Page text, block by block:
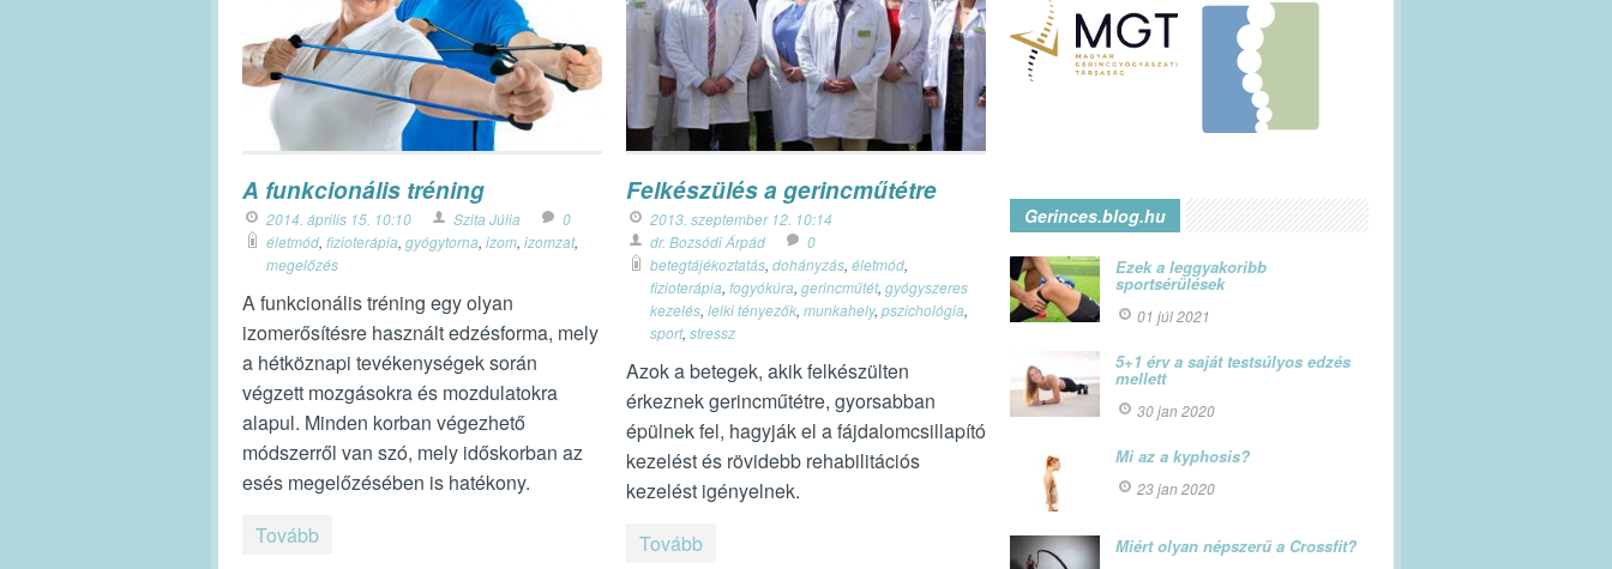
A funkcionális tréning
2014. április 15. 10:10 Szita Júlia
0
életmód, fizioterápia, gyógytorna, izom, izomzat,
megelőzés
A funkcionális tréning egy olyan
izomerősítésre használt edzésforma, mely
a hétköznapi tevékenységek során
végzett mozgásokra és mozdulatokra
alapul. Minden korban végezhető
módszerről van szó, mely időskorban az
esés megelőzésében is hatékony.
Tovább
Felkészülés a gerincműtétre
2013. szeptember 12. 10:14
dr. Bozsódi Árpád
0
betegtájékoztatás, dohányzás, életmód,
fizioterápia, fogyókúra, gerincműtét, gyógyszeres
kezelés, lelki tényezők, munkahely, pszichológia,
sport, stressz
Azok a betegek, akik felkészülten
érkeznek gerincműtétre, gyorsabban
épülnek fel, hagyják el a fájdalomcsillapító
kezelést és rövidebb rehabilitációs
kezelést igényelnek.
Tovább
Gerinces.blog.hu
Ezek a leggyakoribb
sportsérülések
01 júl 2021
5+1 érv a saját testsúlyos edzés
mellett
30 jan 2020
Mi az a kyphosis?
23 jan 2020
Miért olyan népszerű a Crossfit?